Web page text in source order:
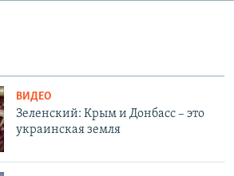
ВИДЕО
Зеленский: Крым и Донбасс – это
украинская земля